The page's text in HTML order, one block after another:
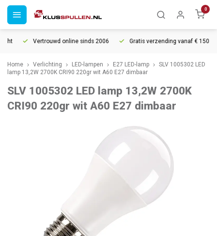
0
Vertrouwd online sinds 2006 Gratis verzending vanaf € 150
Home Verlichting LED-lampen E27 LED-lamp
SLV 1005302 LED
lamp 13,2W 2700K CRI90 220gr wit A60 E27 dimbaar
SLV 1005302 LED lamp 13,2W 2700K
CRI90 220gr wit A60 E27 dimbaar